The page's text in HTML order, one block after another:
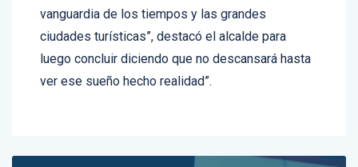
vanguardia de los tiempos y las grandes
ciudades turísticas”, destacó el alcalde para
luego concluir diciendo que no descansará hasta
ver ese sueño hecho realidad”.